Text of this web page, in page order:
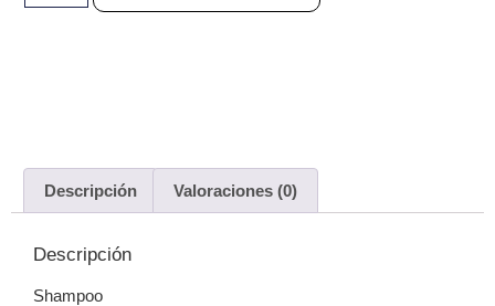
Descripción Valoraciones (0)
Descripción
Shampoo